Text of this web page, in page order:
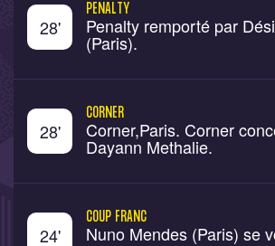
28'
PENALTY
Penalty remporté par
(Paris).
28'
CORNER
Corner,Paris. Corner
Dayann Methalie.
24'
COUP FRANC
Nuno Mendes (Paris) se